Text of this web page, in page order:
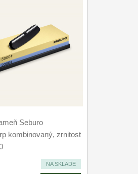
Seburo
kombinovaný, zrnitost
NA SKLADE